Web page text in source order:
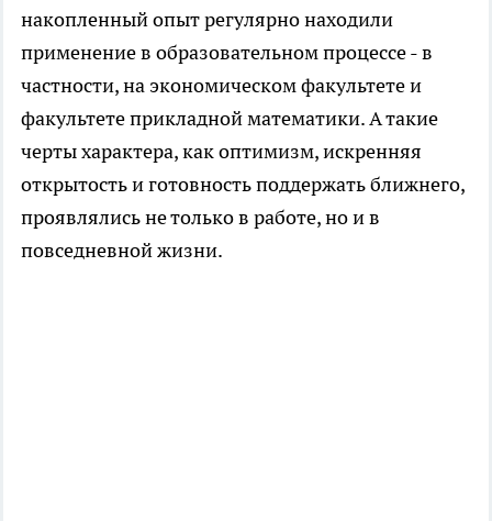
накопленный опыт регулярно находили
применение в образовательном процессе - в
частности, на экономическом факультете и
факультете прикладной математики. А такие
черты характера, как оптимизм, искренняя
открытость и готовность поддержать ближнего,
проявлялись не только в работе, но и в
повседневной жизни.